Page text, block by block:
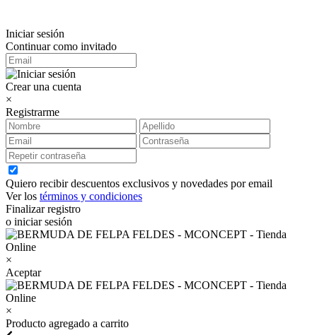
Iniciar sesión
Continuar como invitado
Crear una cuenta
×
Registrarme
Quiero recibir descuentos exclusivos y novedades por email
Ver los términos y condiciones
Finalizar registro
o iniciar sesión
×
Aceptar
×
Producto agregado a carrito